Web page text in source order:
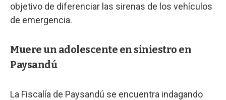
objetivo de diferenciar las sirenas de los vehículos
de emergencia.
Muere un adolescente en siniestro en
Paysandú
La Fiscalía de Paysandú se encuentra indagando